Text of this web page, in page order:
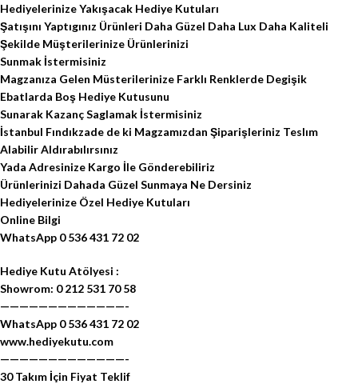
Hediyelerinize Yakışacak Hediye Kutuları
Şatışını Yaptıgınız Ürünleri Daha Güzel Daha Lux Daha Kaliteli
Şekilde Müşterilerinize Ürünlerinizi
Sunmak İstermisiniz
Magzanıza Gelen Müsterilerinize Farklı Renklerde Degişik
Ebatlarda Boş Hediye Kutusunu
Sunarak Kazanç Saglamak İstermisiniz
İstanbul Fındıkzade de ki Magzamızdan Şiparişleriniz Teslım
Alabilir Aldırabılırsınız
Yada Adresinize Kargo İle Gönderebiliriz
Ürünlerinizi Dahada Güzel Sunmaya Ne Dersiniz
Hediyelerinize Özel Hediye Kutuları
Online Bilgi
WhatsApp 0 536 431 72 02
Hediye Kutu Atölyesi :
Showrom: 0 212 531 70 58
—————————————-
WhatsApp 0 536 431 72 02
www.hediyekutu.com
—————————————-
30 Takım İçin Fiyat Teklif